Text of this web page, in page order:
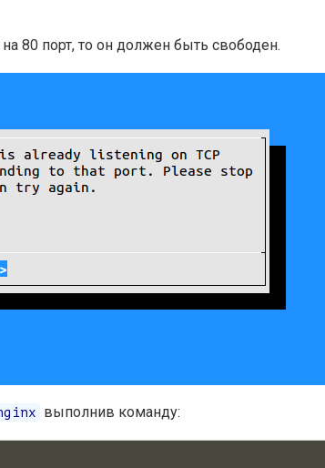
80 порт, то он должен быть свободен.
выполнив команду: